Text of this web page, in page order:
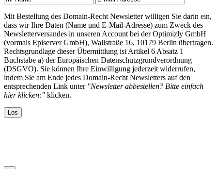
Mit Bestellung des Domain-Recht Newsletter willigen Sie darin ein,
dass wir Ihre Daten (Name und E-Mail-Adresse) zum Zweck des
Newsletterversandes in unseren Account bei der Optimizly GmbH
(vormals Episerver GmbH), Wallstraße 16, 10179 Berlin übertragen.
Rechtsgrundlage dieser Übermittlung ist Artikel 6 Absatz 1
Buchstabe a) der Europäischen Datenschutzgrundverordnung
(DSGVO). Sie können Ihre Einwilligung jederzeit widerrufen,
indem Sie am Ende jedes Domain-Recht Newsletters auf den
entsprechenden Link unter "Newsletter abbestellen? Bitte einfach
hier klicken:" klicken.